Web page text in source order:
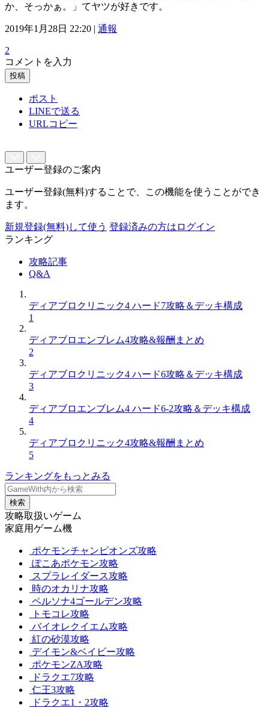
か、そっかぁ。」てヤツが好きです。
2019年1月28日 22:20 | 通報
2
コメントを入力
投稿
ポスト
LINEで送る
URLコピー
ユーザー登録のご案内
ユーザー登録(無料)することで、この機能を使うことができ
ます。
新規登録(無料)して使う 登録済みの方はログイン
ランキング
攻略記事
Q&A
ディアブロクリニック4 ハード7攻略＆デッキ構成
1
ディアブロエンブレム4攻略&報酬まとめ
2
ディアブロクリニック4 ハード6攻略＆デッキ構成
3
ディアブロエンブレム4 ハード6-2攻略＆デッキ構成
4
ディアブロクリニック4攻略&報酬まとめ
5
ランキングをもっとみる
検索
攻略取扱いゲーム
家庭用ゲーム機
ポケモンチャンピオンズ攻略
ぽこあポケモン攻略
スプラレイダース攻略
時のオカリナ攻略
ペルソナ4ゴールデン攻略
トモコレ攻略
バイオレクイエム攻略
紅の砂漠攻略
デイモン&ベイビー攻略
ポケモンZA攻略
ドラクエ7攻略
仁王3攻略
ドラクエ1・2攻略